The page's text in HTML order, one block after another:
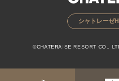
シャトレーゼ
©CHATERAISE RESORT CO,.